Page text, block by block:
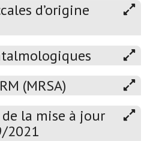
d’origine
(MRSA)
la mise à jour
2021